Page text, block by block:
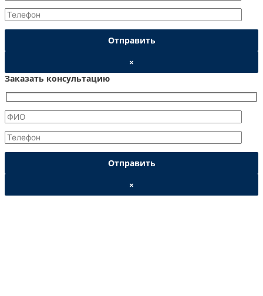
×
Заказать консультацию
×